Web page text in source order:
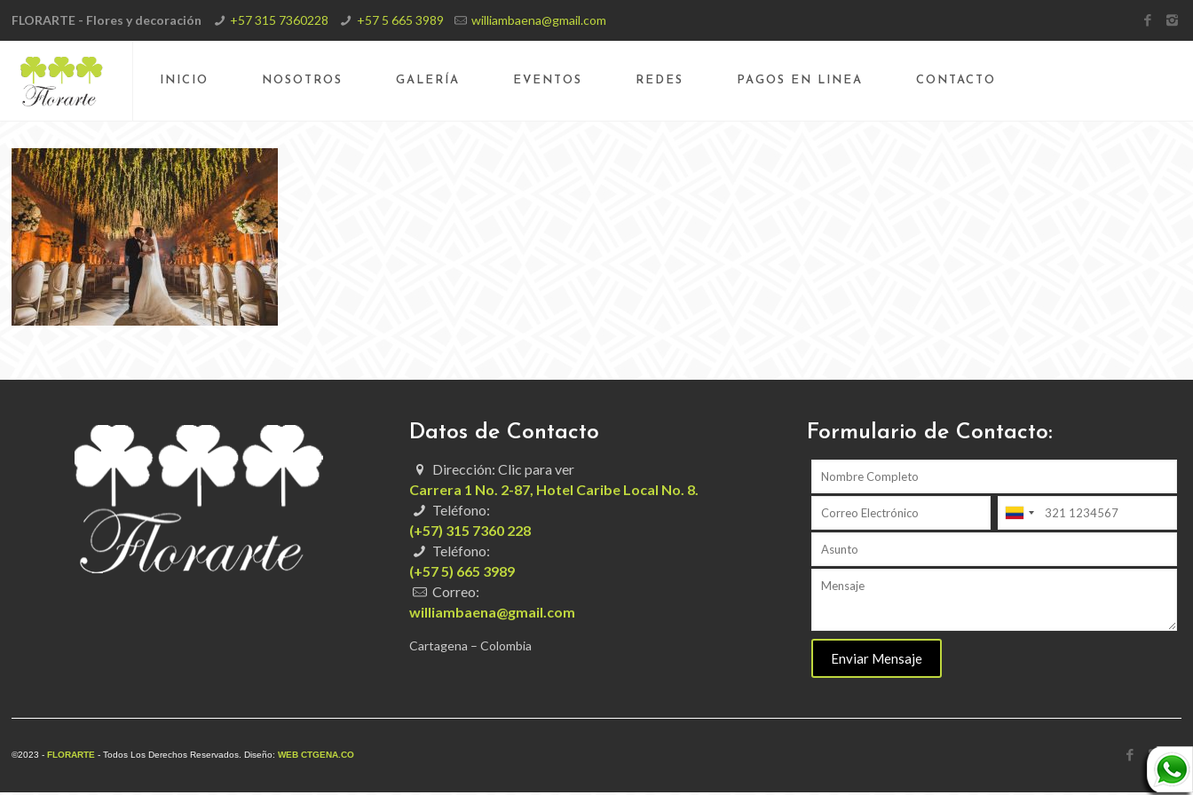
FLORARTE - Flores y decoración +57 315 7360228 +57 5 665 3989 williambaena@gmail.com
INICIO NOSOTROS GALERÍA EVENTOS REDES PAGOS EN LINEA CONTACTO
Datos de Contacto
Dirección: Clic para ver
Carrera 1 No. 2-87, Hotel Caribe Local No. 8.
Teléfono:
(+57) 315 7360 228
Teléfono:
(+57 5) 665 3989
Correo:
williambaena@gmail.com
Cartagena – Colombia
Formulario de Contacto:
©2023 -FLORARTE - Todos Los Derechos Reservados. Diseño:WEB CTGENA.CO